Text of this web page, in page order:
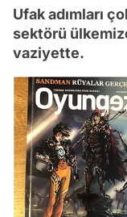
Ufak adımları
sektörü
vaziyette.